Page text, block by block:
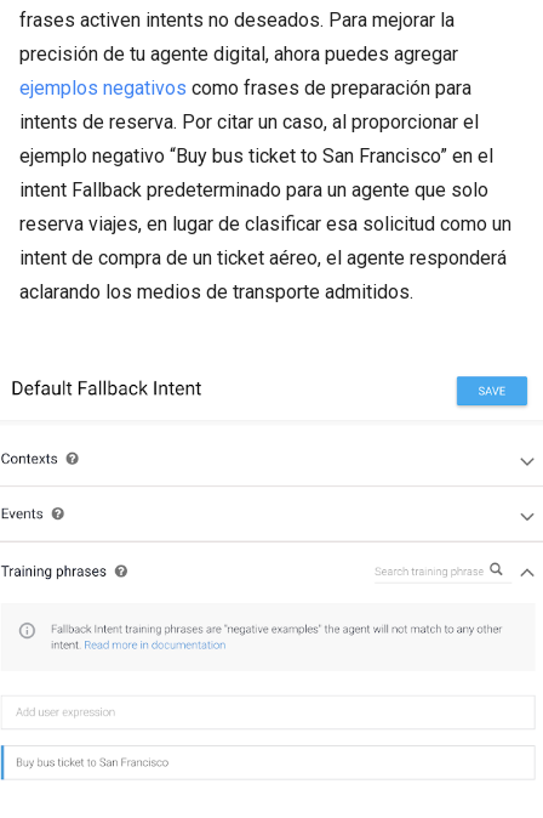
frases activen intents no deseados. Para mejorar la
precisión de tu agente digital, ahora puedes agregar
ejemplos negativos como frases de preparación para
intents de reserva. Por citar un caso, al proporcionar el
ejemplo negativo “Buy bus ticket to San Francisco” en el
intent Fallback predeterminado para un agente que solo
reserva viajes, en lugar de clasificar esa solicitud como un
intent de compra de un ticket aéreo, el agente responderá
aclarando los medios de transporte admitidos.